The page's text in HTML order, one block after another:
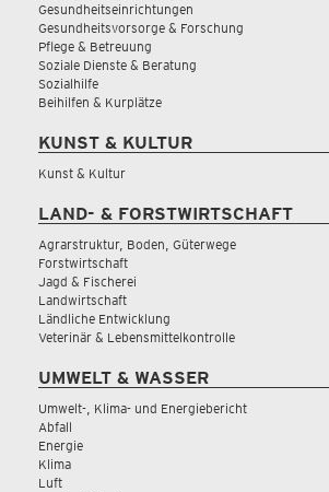
Gesundheitseinrichtungen
Gesundheitsvorsorge & Forschung
Pflege & Betreuung
Soziale Dienste & Beratung
Sozialhilfe
Beihilfen & Kurplätze
KUNST & KULTUR
Kunst & Kultur
LAND- & FORSTWIRTSCHAFT
Agrarstruktur, Boden, Güterwege
Forstwirtschaft
Jagd & Fischerei
Landwirtschaft
Ländliche Entwicklung
Veterinär & Lebensmittelkontrolle
UMWELT & WASSER
Umwelt-, Klima- und Energiebericht
Abfall
Energie
Klima
Luft